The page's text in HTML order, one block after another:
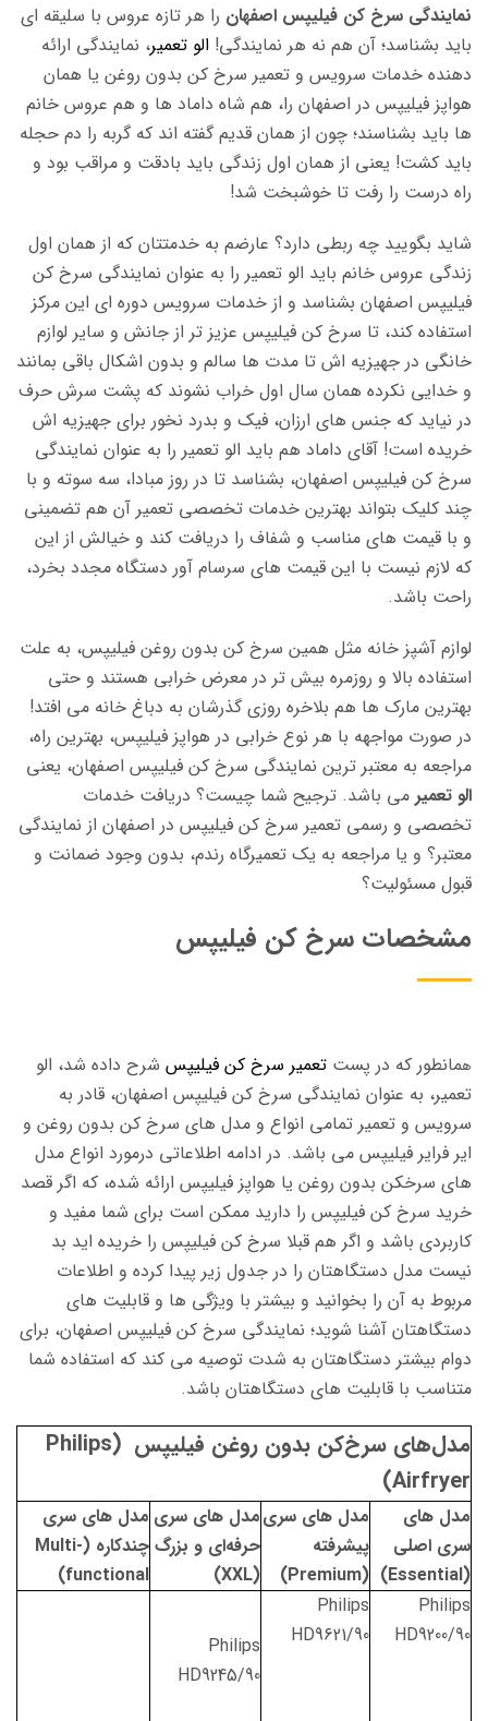
نمایندگی سرخ کن فیلیپس اصفهان را هر تازه عروس با سلیقه ای
باید بشناسد؛ آن هم نه هر نمایندگی! الو تعمیر، نمایندگی ارائه
دهنده خدمات سرویس و تعمیر سرخ کن بدون روغن یا همان
هواپز فیلیپس در اصفهان را، هم شاه داماد ها و هم عروس خانم
ها باید بشناسند؛ چون از همان قدیم گفته اند که گربه را دم حجله
باید کشت! یعنی از همان اول زندگی باید بادقت و مراقب بود و
راه درست را رفت تا خوشبخت شد!
شاید بگویید چه ربطی دارد؟ عارضم به خدمتتان که از همان اول
زندگی عروس خانم باید الو تعمیر را به عنوان نمایندگی سرخ کن
فیلیپس اصفهان بشناسد و از خدمات سرویس دوره ای این مرکز
استفاده کند، تا سرخ کن فیلیپس عزیز تر از جانش و سایر لوازم
خانگی در جهیزیه اش تا مدت ها سالم و بدون اشکال باقی بمانند
و خدایی نکرده همان سال اول خراب نشوند که پشت سرش حرف
در نیاید که جنس های ارزان، فیک و بدرد نخور برای جهیزیه اش
خریده است! آقای داماد هم باید الو تعمیر را به عنوان نمایندگی
سرخ کن فیلیپس اصفهان، بشناسد تا در روز مبادا، سه سوته و با
چند کلیک بتواند بهترین خدمات تخصصی تعمیر آن هم تضمینی
و با قیمت های مناسب و شفاف را دریافت کند و خیالش از این
که لازم نیست با این قیمت های سرسام آور دستگاه مجدد بخرد،
راحت باشد.
لوازم آشپز خانه مثل همین سرخ کن بدون روغن فیلیپس، به علت
استفاده بالا و روزمره بیش تر در معرض خرابی هستند و حتی
بهترین مارک ها هم بلاخره روزی گذرشان به دباغ خانه می افتد!
در صورت مواجهه با هر نوع خرابی در هواپز فیلیپس، بهترین راه،
مراجعه به معتبر ترین نمایندگی سرخ کن فیلیپس اصفهان، یعنی
الو تعمیر می باشد. ترجیح شما چیست؟ دریافت خدمات
تخصصی و رسمی تعمیر سرخ کن فیلیپس در اصفهان از نمایندگی
معتبر؟ و یا مراجعه به یک تعمیرگاه رندم، بدون وجود ضمانت و
قبول مسئولیت؟
مشخصات سرخ کن فیلیپس
همانطور که در پست تعمیر سرخ کن فیلیپس شرح داده شد، الو
تعمیر، به عنوان نمایندگی سرخ کن فیلیپس اصفهان، قادر به
سرویس و تعمیر تمامی انواع و مدل های سرخ کن بدون روغن و
ایر فرایر فیلیپس می باشد. در ادامه اطلاعاتی درمورد انواع مدل
های سرخکن بدون روغن یا هواپز فیلیپس ارائه شده، که اگر قصد
خرید سرخ کن فیلیپس را دارید ممکن است برای شما مفید و
کاربردی باشد و اگر هم قبلا سرخ کن فیلیپس را خریده اید بد
نیست مدل دستگاهتان را در جدول زیر پیدا کرده و اطلاعات
مربوط به آن را بخوانید و بیشتر با ویژگی ها و قابلیت های
دستگاهتان آشنا شوید؛ نمایندگی سرخ کن فیلیپس اصفهان، برای
دوام بیشتر دستگاهتان به شدت توصیه می کند که استفاده شما
متناسب با قابلیت های دستگاهتان باشد.
مدل‌های سرخ‌کن بدون روغن فیلیپس (Philips
Airfryer)
مدل های
سری اصلی
(Essential)
مدل های سری
پیشرفته
(Premium)
مدل های سری
حرفه‌ای و بزرگ
(XXL)
مدل های سری
چندکاره (Multi-
functional)
Philips
HD9200/90
Philips
HD9621/90
Philips
HD9245/90